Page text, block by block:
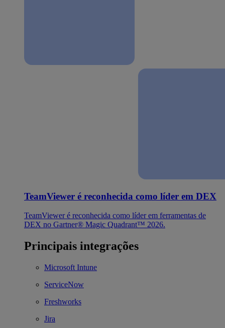
TeamViewer é reconhecida como líder em DEX
TeamViewer é reconhecida como líder em ferramentas de
DEX no Gartner® Magic Quadrant™ 2026.
Principais integrações
Microsoft Intune
ServiceNow
Freshworks
Jira